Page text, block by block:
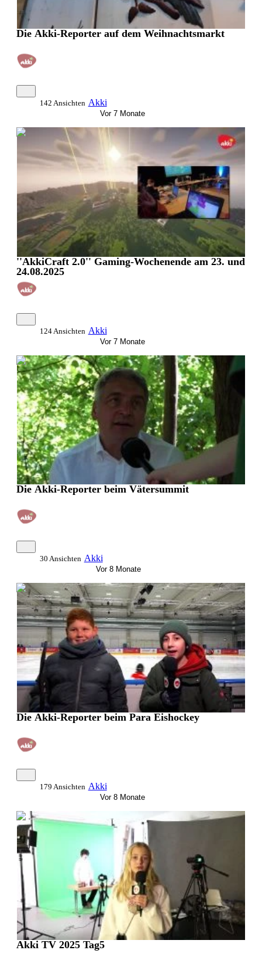
Die Akki-Reporter auf dem Weihnachtsmarkt
142 Ansichten Akki
Vor 7 Monate
0:07:07
''AkkiCraft 2.0'' Gaming-Wochenende am 23. und
24.08.2025
124 Ansichten Akki
Vor 7 Monate
0:11:44
Die Akki-Reporter beim Vätersummit
30 Ansichten Akki
Vor 8 Monate
0:08:17
Die Akki-Reporter beim Para Eishockey
179 Ansichten Akki
Vor 8 Monate
0:44:38
Akki TV 2025 Tag5